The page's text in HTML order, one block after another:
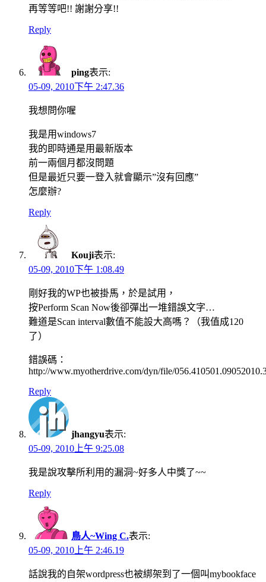
再等等吧!! 謝謝分享!!
Reply
ping表示:
05-09, 2010下午 2:47.36
我想問你喔
我是用windows7
我的即時通是用最新版本
前一兩個月都沒問題
但是最近只要一登入就會顯示”沒有回應”
怎麼辦?
Reply
Kouji表示:
05-09, 2010下午 1:08.49
剛好我的WP也被掛馬，於是試用，
按Perform Scan Now後卻彈出一堆錯誤文字…
難道是Scan interval數值不能設大高嗎？（我值成120
了）
錯誤碼：
http://www.myotherdrive.com/dyn/file/
Reply
jhangyu表示:
05-09, 2010上午 9:25.08
我是說攻擊所利用的漏洞~好多人中獎了~~
Reply
鳥人~Wing C.表示:
05-09, 2010上午 2:46.19
話說我的自架wordpress也被綁架到了一個叫mybookface